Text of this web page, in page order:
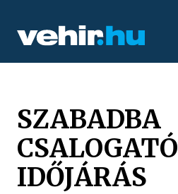
SZABADBA
CSALOGATÓ
IDŐJÁRÁS